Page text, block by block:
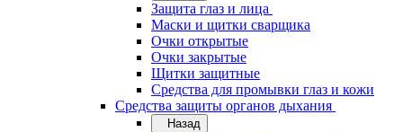
Защита глаз и лица
Маски и щитки сварщика
Очки открытые
Очки закрытые
Щитки защитные
Средства для промывки глаз и кожи
Средства защиты органов дыхания
Назад